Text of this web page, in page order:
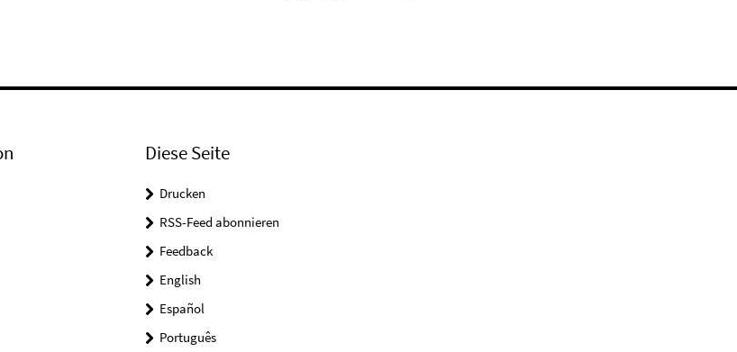
Diese Seite
Drucken
RSS-Feed abonnieren
Feedback
English
Español
Português